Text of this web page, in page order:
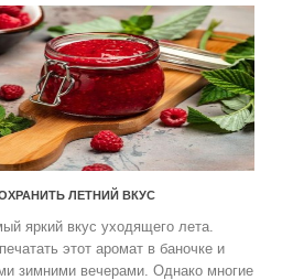
ЛЕТНИЙ ВКУС
яркий вкус уходящего лета.
этот аромат в баночке и
зимними вечерами. Однако многие